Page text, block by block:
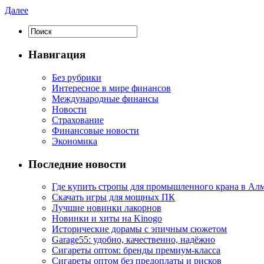
Далее
Навигация
Без рубрики
Интересное в мире финансов
Международные финансы
Новости
Страхование
Финансовые новости
Экономика
Последние новости
Где купить стропы для промышленного крана в
Скачать игры для мощных ПК
Лучшие новинки лакорнов
Новинки и хиты на Kinogo
Исторические дорамы с эпичным сюжетом
Garage55: удобно, качественно, надёжно
Сигареты оптом: бренды премиум-класса
Сигареты оптом без предоплаты и рисков